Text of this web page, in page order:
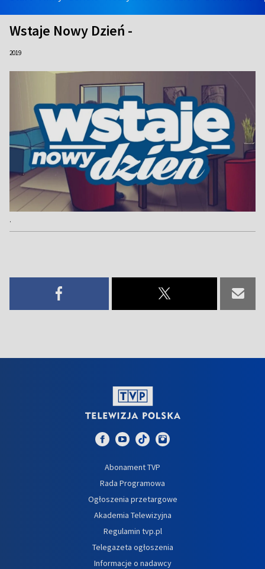
Wstaje Nowy Dzień -
2019
.
Abonament TVP
Rada Programowa
Ogłoszenia przetargowe
Akademia Telewizyjna
Regulamin tvp.pl
Telegazeta ogłoszenia
Informacje o nadawcy